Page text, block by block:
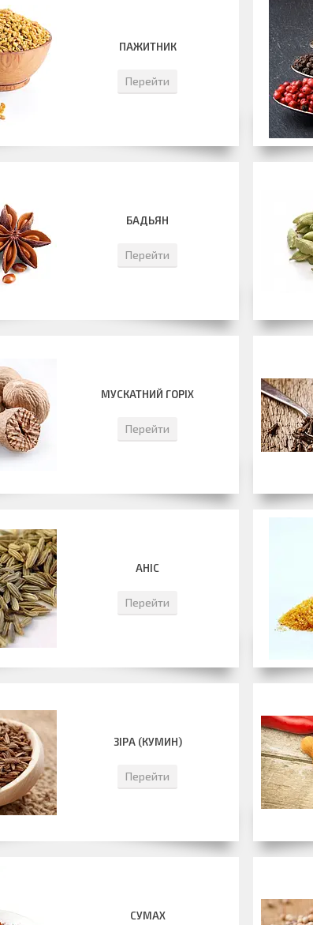
ПАЖИТНИК
Перейти
БАДЬЯН
Перейти
МУСКАТНИЙ ГОРІХ
Перейти
АНІС
Перейти
ЗІРА (КУМИН)
Перейти
СУМАХ